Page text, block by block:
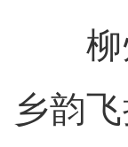
柳州
乡韵